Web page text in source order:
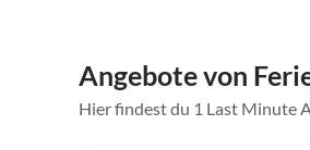
Angebote von
Hier findest du 1 Last Minute